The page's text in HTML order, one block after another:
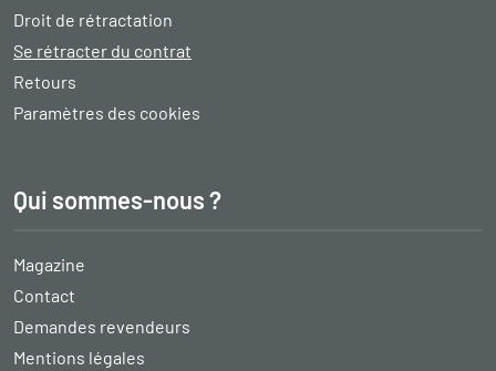
Droit de rétractation
Se rétracter du contrat
Retours
Paramètres des cookies
Qui sommes-nous ?
Magazine
Contact
Demandes revendeurs
Mentions légales